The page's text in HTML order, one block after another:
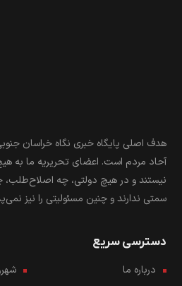
هدف اصلی پایگاه خبری نگاه خراسان
آحاد مردم است. اعضای تحریریه ما به
نیستند و در هیچ دولتی، چه اصلاح‌طلب،
سمتی ندارند و چنین مسئولیتی را نیز
دسترسی سریع
درباره ما